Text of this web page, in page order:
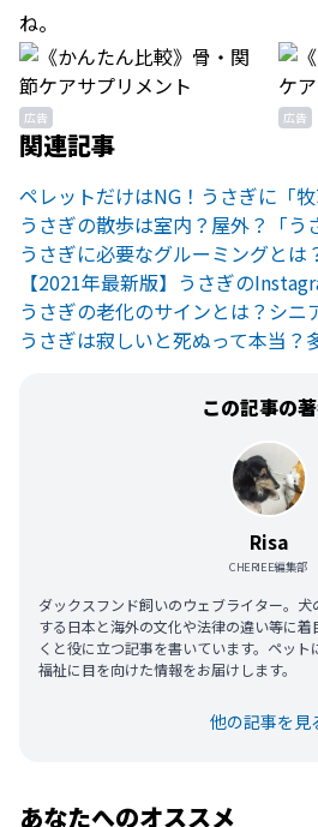
ね。
広告 広告
関連記事
【2021年最新版】うさぎの
この記事の
Risa
CHERIEE編集部
ダックスフンド飼いのウェブライター。
する日本と海外の文化や法律の違い等に
くと役に立つ記事を書いています。ペッ
福祉に目を向けた情報をお届けします。
他の記事を見
あなたへのオススメ